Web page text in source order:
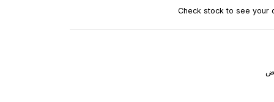
Check stock to see your